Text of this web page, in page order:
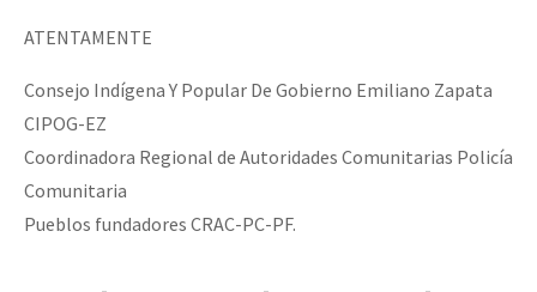
ATENTAMENTE
Consejo Indígena Y Popular De Gobierno Emiliano Zapata
CIPOG-EZ
Coordinadora Regional de Autoridades Comunitarias Policía
Comunitaria
Pueblos fundadores CRAC-PC-PF.